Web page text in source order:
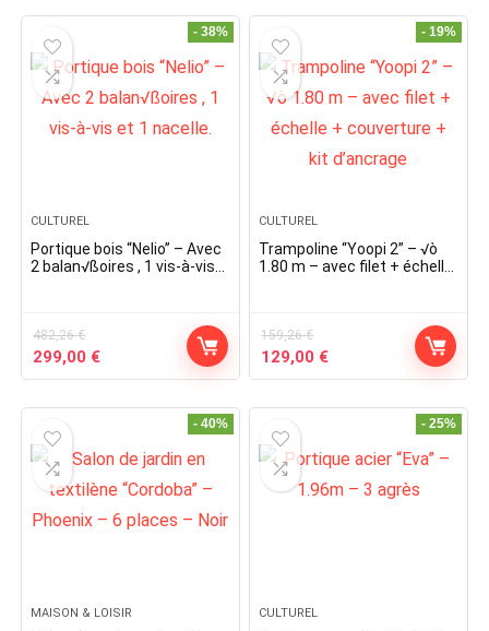
- 38%
CULTUREL
Portique bois “Nelio” – Avec
2 balan√ßoires , 1 vis-à-vis
482,26€
Original
price
299,00 €Current
price
- 19%
CULTUREL
Trampoline “Yoopi 2” – √ò
1.80 m – avec filet + échelle
159,26€
Original
price
129,00 €Current
price
- 40%
MAISON & LOISIR
- 25%
CULTUREL